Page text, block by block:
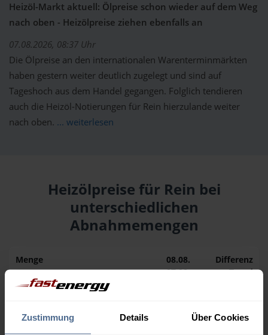
Zustimmung Details Über Cookies
Heizöl-Markt aktuell: Ölpreise schon wieder auf dem Weg
nach oben - Heizölpreise ziehen ebenfalls an
07.08.2026, 08:37 Uhr
Die Ölpreise an den internationalen Warenterminmärkten
haben gestern weiter deutlich zugelegt und sind auf
Tageshoch aus dem Handel gegangen. Folglich tendieren
auch die Heizöl-Notierungen für Rein hierzulande weiter
nach oben. ... weiterlesen
Heizölpreise für Rein bei
unterschiedlichen
Abnahmemengen
Menge
08.08.
07.08.
Differenz
Trend